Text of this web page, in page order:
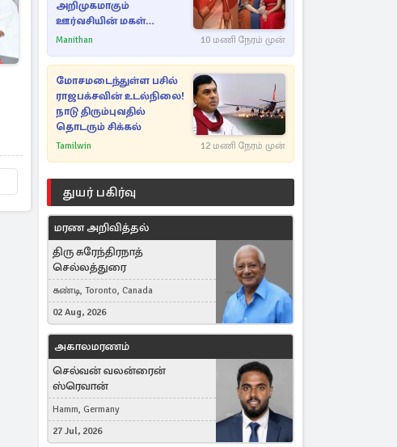
அறிமுகமாகும்
ஊர்வசியின் மகள்
தேஜலட்சுமி!
Manithan 10 மணி நேரம் முன்
மோசமடைந்துள்ள பசில்
ராஜபக்சவின் உடல்நிலை!
நாடு திரும்புவதில்
தொடரும் சிக்கல்
Tamilwin 12 மணி நேரம் முன்
துயர் பகிர்வு
மரண அறிவித்தல்
திரு சுரேந்திரநாத்
செல்லத்துரை
கண்டி, Toronto, Canada
02 Aug, 2026
அகாலமரணம்
செல்வன் வலன்ரைன்
ஸ்ரெவான்
Hamm, Germany
27 Jul, 2026